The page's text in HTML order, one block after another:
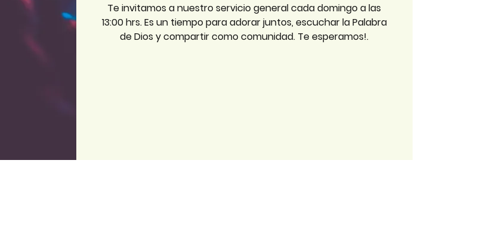
Te invitamos a nuestro servicio general cada domingo a las
13:00 hrs. Es un tiempo para adorar juntos, escuchar la Palabra
de Dios y compartir como comunidad. Te esperamos!.